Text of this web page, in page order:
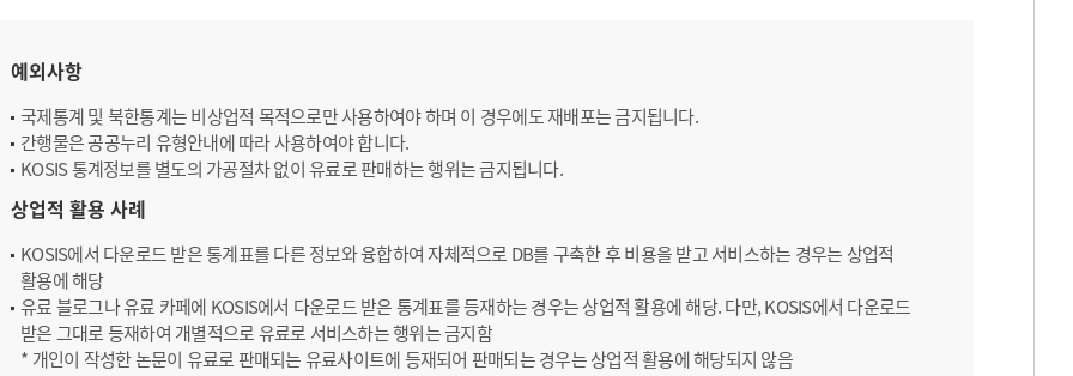
예외사항
국제통계 및 북한통계는 비상업적 목적으로만 사용하여야 하며 이 경우에도 재배포는 금지됩니다.
간행물은 공공누리 유형안내에 따라 사용하여야 합니다.
KOSIS 통계정보를 별도의 가공절차 없이 유료로 판매하는 행위는 금지됩니다.
상업적 활용 사례
KOSIS에서 다운로드 받은 통계표를 다른 정보와 융합하여 자체적으로 DB를 구축한 후 비용을 받고 서비스하는 경우는 상업적
활용에 해당
유료 블로그나 유료 카페에 KOSIS에서 다운로드 받은 통계표를 등재하는 경우는 상업적 활용에 해당. 다만, KOSIS에서 다운로드
받은 그대로 등재하여 개별적으로 유료로 서비스하는 행위는 금지함
* 개인이 작성한 논문이 유료로 판매되는 유료사이트에 등재되어 판매되는 경우는 상업적 활용에 해당되지 않음